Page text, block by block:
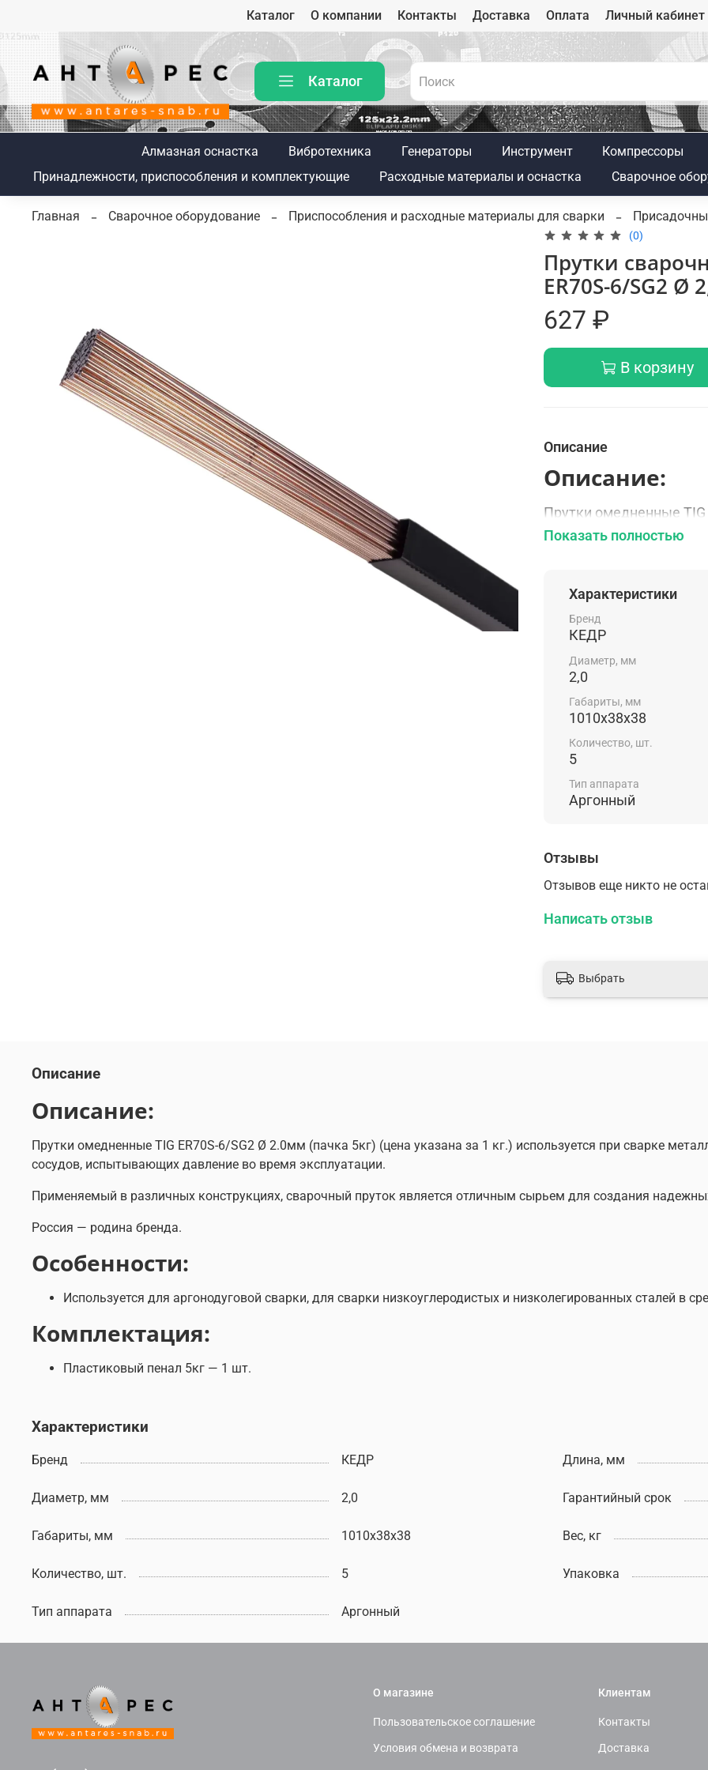
Каталог О компании Контакты Доставка Оплата Личный кабинет
Каталог
Алмазная оснастка Вибротехника Генераторы Инструмент Компрессоры
Принадлежности, приспособления и комплектующие
Расходные материалы и оснастка Сварочное
Главная Сварочное оборудование Приспособления и расходные материалы для сварки
(0)
Прутки
ER70S-6/SG2
627 ₽
В корзину
Описание
Описание:
Прутки омедненные TIG
за 1 кг.) используется
Применяемый в
отличным сырьем для
Россия — родина бренда.
Особенности:
Используется для
образованных
Комплектация:
Показать полностью
Характеристики
Бренд
КЕДР
Диаметр, мм
2,0
Габариты, мм
1010х38х38
Количество, шт.
5
Тип аппарата
Аргонный
Отзывы
Отзывов еще никто не
Написать отзыв
Выбрать
Описание
Описание:
Прутки омедненные TIG ER70S-6/SG2 Ø 2.0мм (пачка 5кг) (цена указана за 1 кг.) используется при сварке
сосудов, испытывающих давление во время эксплуатации.
Применяемый в различных конструкциях, сварочный пруток является отличным сырьем для создания
Россия — родина бренда.
Особенности:
Используется для аргонодуговой сварки, для сварки низкоуглеродистых и низколегированных сталей в
Комплектация:
Пластиковый пенал 5кг — 1 шт.
Характеристики
Бренд КЕДР Длина, мм
Диаметр, мм 2,0 Гарантийный срок
Габариты, мм 1010х38х38 Вес, кг
Количество, шт. 5 Упаковка
Тип аппарата Аргонный
О магазине
Пользовательское соглашение
Условия обмена и возврата
Клиентам
Контакты
Доставка